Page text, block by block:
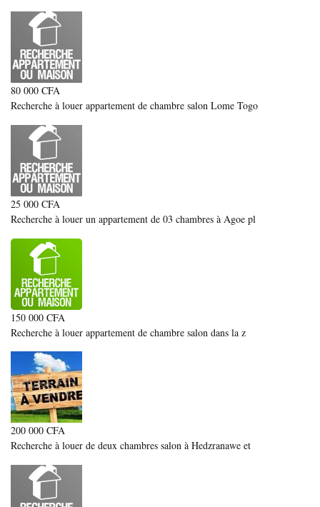
80 000 CFA
Recherche à louer appartement de chambre salon Lome Togo
25 000 CFA
Recherche à louer un appartement de 03 chambres à Agoe pl
150 000 CFA
Recherche à louer appartement de chambre salon dans la z
200 000 CFA
Recherche à louer de deux chambres salon à Hedzranawe et